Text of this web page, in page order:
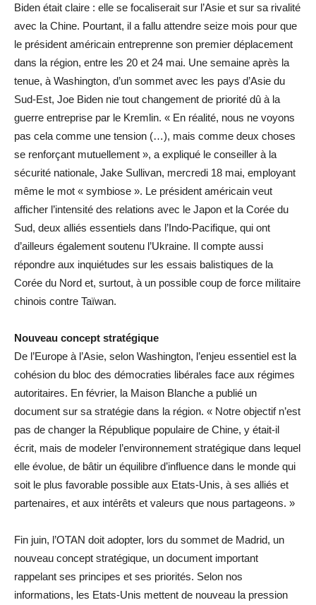
Biden était claire : elle se focaliserait sur l’Asie et sur sa rivalité
avec la Chine. Pourtant, il a fallu attendre seize mois pour que
le président américain entreprenne son premier déplacement
dans la région, entre les 20 et 24 mai. Une semaine après la
tenue, à Washington, d’un sommet avec les pays d’Asie du
Sud-Est, Joe Biden nie tout changement de priorité dû à la
guerre entreprise par le Kremlin. « En réalité, nous ne voyons
pas cela comme une tension (…), mais comme deux choses
se renforçant mutuellement », a expliqué le conseiller à la
sécurité nationale, Jake Sullivan, mercredi 18 mai, employant
même le mot « symbiose ». Le président américain veut
afficher l’intensité des relations avec le Japon et la Corée du
Sud, deux alliés essentiels dans l’Indo-Pacifique, qui ont
d’ailleurs également soutenu l’Ukraine. Il compte aussi
répondre aux inquiétudes sur les essais balistiques de la
Corée du Nord et, surtout, à un possible coup de force militaire
chinois contre Taïwan.
Nouveau concept stratégique
De l’Europe à l’Asie, selon Washington, l’enjeu essentiel est la
cohésion du bloc des démocraties libérales face aux régimes
autoritaires. En février, la Maison Blanche a publié un
document sur sa stratégie dans la région. « Notre objectif n’est
pas de changer la République populaire de Chine, y était-il
écrit, mais de modeler l’environnement stratégique dans lequel
elle évolue, de bâtir un équilibre d’influence dans le monde qui
soit le plus favorable possible aux Etats-Unis, à ses alliés et
partenaires, et aux intérêts et valeurs que nous partageons. »
Fin juin, l’OTAN doit adopter, lors du sommet de Madrid, un
nouveau concept stratégique, un document important
rappelant ses principes et ses priorités. Selon nos
informations, les Etats-Unis mettent de nouveau la pression